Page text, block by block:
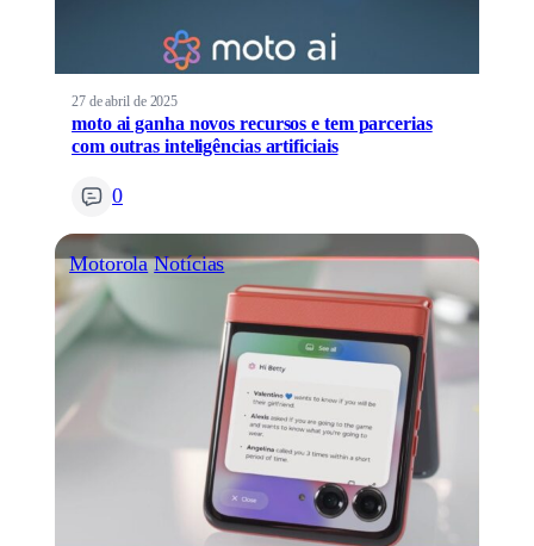
27 de abril de 2025
moto ai ganha novos recursos e tem parcerias
com outras inteligências artificiais
0
Motorola Notícias